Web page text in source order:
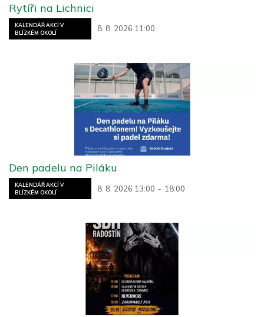
KALENDÁŘ AKCÍ V
BLÍZKÉM OKOLÍ
8. 8. 2026 11:00
Rytíři na Lichnici
KALENDÁŘ AKCÍ V
BLÍZKÉM OKOLÍ
8. 8. 2026 13:00 - 18:00
Den padelu na Piláku